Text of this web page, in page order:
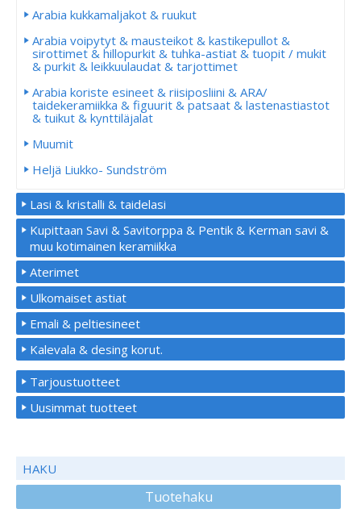
Arabia kukkamaljakot & ruukut
Arabia voipytyt & mausteikot & kastikepullot &
sirottimet & hillopurkit & tuhka-astiat & tuopit / mukit
& purkit & leikkuulaudat & tarjottimet
Arabia koriste esineet & riisiposliini & ARA/
taidekeramiikka & figuurit & patsaat & lastenastiastot
& tuikut & kynttiläjalat
Muumit
Heljä Liukko- Sundström
Lasi & kristalli & taidelasi
Kupittaan Savi & Savitorppa & Pentik & Kerman savi &
muu kotimainen keramiikka
Aterimet
Ulkomaiset astiat
Emali & peltiesineet
Kalevala & desing korut.
Tarjoustuotteet
Uusimmat tuotteet
HAKU
Tuotehaku